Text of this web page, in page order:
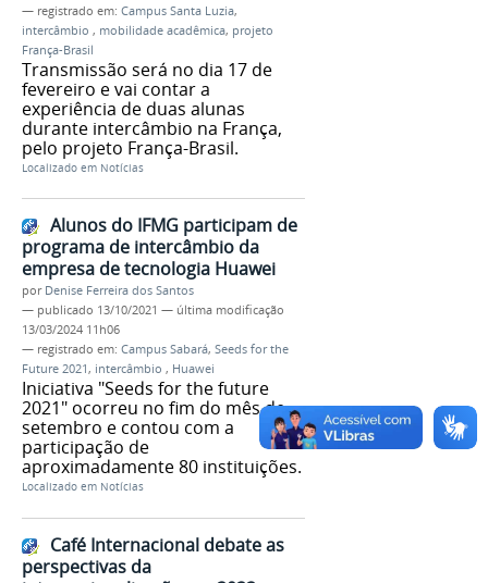
— registrado em: Campus Santa Luzia,
intercâmbio , mobilidade acadêmica, projeto
França-Brasil
Transmissão será no dia 17 de
fevereiro e vai contar a
experiência de duas alunas
durante intercâmbio na França,
pelo projeto França-Brasil.
Localizado em Notícias
Alunos do IFMG participam de
programa de intercâmbio da
empresa de tecnologia Huawei
por Denise Ferreira dos Santos
— publicado 13/10/2021 — última modificação
13/03/2024 11h06
— registrado em: Campus Sabará, Seeds for the
Future 2021, intercâmbio , Huawei
Iniciativa "Seeds for the future
2021" ocorreu no fim do mês de
setembro e contou com a
participação de
aproximadamente 80 instituições.
Localizado em Notícias
Café Internacional debate as
perspectivas da